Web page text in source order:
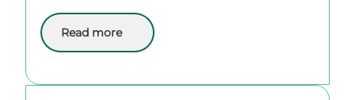
Read more
about The science and practice of river restoration